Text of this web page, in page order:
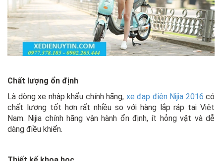
Chất lượng ổn định
Là dòng xe nhập khẩu chính hãng, xe đạp điện Nijia 2016 có
chất lượng tốt hơn rất nhiều so với hàng lắp ráp tại Việt
Nam. Nijia chính hãng vận hành ổn định, ít hỏng vặt và dễ
dàng điều khiển.